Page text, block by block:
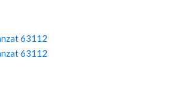
63112
63112